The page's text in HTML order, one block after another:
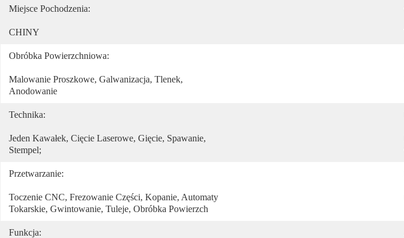
Miejsce Pochodzenia:
CHINY
Obróbka Powierzchniowa:
Malowanie Proszkowe, Galwanizacja, Tlenek,
Anodowanie
Technika:
Jeden Kawałek, Cięcie Laserowe, Gięcie, Spawanie,
Stempel;
Przetwarzanie:
Toczenie CNC, Frezowanie Części, Kopanie, Automaty
Tokarskie, Gwintowanie, Tuleje, Obróbka Powierzch
Funkcja: